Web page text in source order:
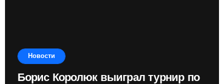
Новости
Борис Королюк выиграл турнир по